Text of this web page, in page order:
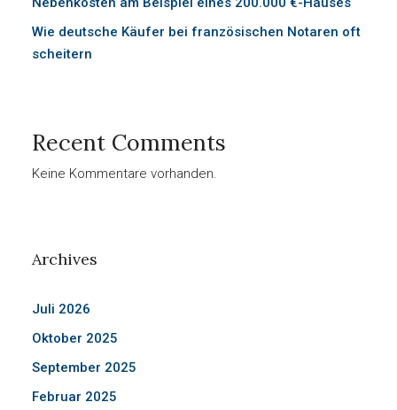
Wie deutsche Käufer bei französischen Notaren oft
scheitern
Recent Comments
Keine Kommentare vorhanden.
Archives
Juli 2026
Oktober 2025
September 2025
Februar 2025